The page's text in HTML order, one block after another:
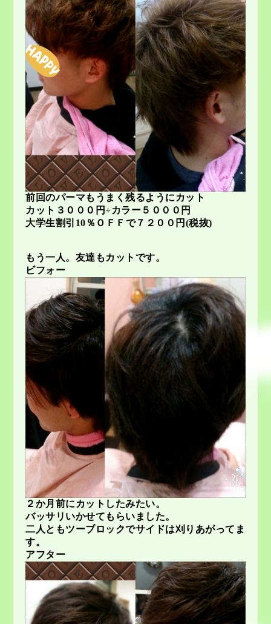
前回のパーマもうまく残るようにカット
カット３０００円+カラー５０００円
大学生割引10％ＯＦＦで７２００円(税抜)
もう一人。友達もカットです。
ビフォー
２か月前にカットしたみたい。
バッサリいかせてもらいました。
二人ともツーブロックでサイドは刈りあがってま
す。
アフター